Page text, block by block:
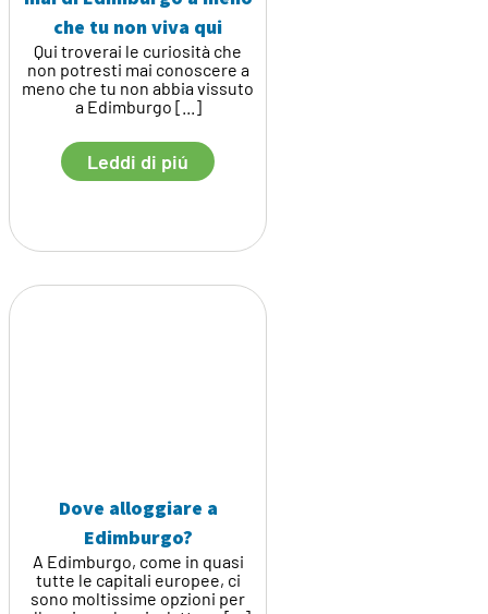
che tu non viva qui
Qui troverai le curiosità che
non potresti mai conoscere a
meno che tu non abbia vissuto
a Edimburgo [...]
Leddi di piú
Dove alloggiare a
Edimburgo?
A Edimburgo, come in quasi
tutte le capitali europee, ci
sono moltissime opzioni per